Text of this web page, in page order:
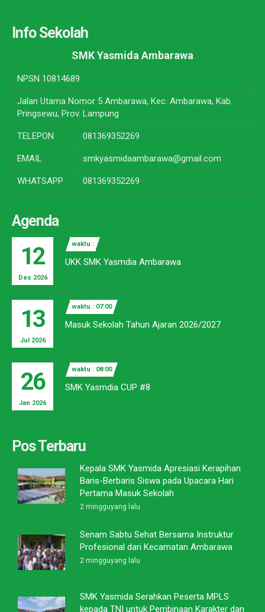
Info Sekolah
SMK Yasmida Ambarawa
NPSN 10814689
Jalan Utama Nomor 5 Ambarawa, Kec. Ambarawa, Kab.
Pringsewu, Prov. Lampung
TELEPON 081369352269
EMAIL smkyasmidaambarawa@gmail.com
WHATSAPP 081369352269
Agenda
12
Des 2026
waktu :
UKK SMK Yasmdia Ambarawa
13
Jul 2026
waktu : 07:00
Masuk Sekolah Tahun Ajaran 2026/2027
26
Jan 2026
waktu : 08:00
SMK Yasmdia CUP #8
Pos Terbaru
Kepala SMK Yasmida Apresiasi Kerapihan
Baris-Berbaris Siswa pada Upacara Hari
Pertama Masuk Sekolah
2 mingguyang lalu
Senam Sabtu Sehat Bersama Instruktur
Profesional dari Kecamatan Ambarawa
2 mingguyang lalu
SMK Yasmida Serahkan Peserta MPLS
kepada TNI untuk Pembinaan Karakter dan